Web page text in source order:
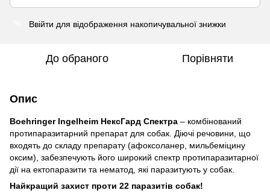
Ввійти для відображення накопичувальної знижки
До обраного Порівняти
Опис
Boehringer Ingelheim НексГард Спектра – комбінований
протипаразитарний препарат для собак. Діючі речовини, що
входять до складу препарату (афоксоланер, мильбеміцину
оксим), забезпечують його широкий спектр протипаразитарної
дії на ектопаразити та нематод, які паразитують у собак.
Найкращий захист проти 22 паразитів собак!